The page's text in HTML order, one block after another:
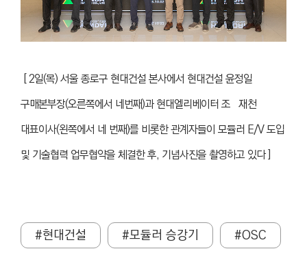
[2일(목) 서울 종로구 현대건설 본사에서 현대건설 윤정일
구매본부장(오른쪽에서 네번째)과 현대엘리베이터 조 재천
대표이사(왼쪽에서 네 번째)를 비롯한 관계자들이 모듈러 E/V 도입
및 기술협력 업무협약을 체결한 후, 기념사진을 촬영하고 있다 ]
#현대건설 #모듈러 승강기 #OSC